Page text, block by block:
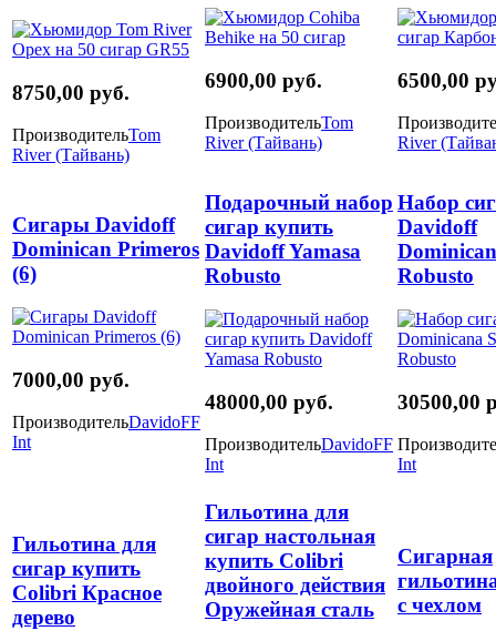
8750,00 руб.
ПроизводительTom
River (Тайвань)
6900,00 руб.
ПроизводительTom
River (Тайвань)
6500,00
River
Сигары Davidoff
Dominican Primeros
(6)
7000,00 руб.
ПроизводительDavidoFF
Int
Подарочный набор
сигар купить
Davidoff Yamasa
Robusto
48000,00 руб.
ПроизводительDavidoFF
Int
Набор
Davidoff
Robusto
30500,00
Int
Гильотина для
сигар купить
Colibri Красное
дерево
Гильотина для
сигар настольная
купить Colibri
двойного действия
Оружейная сталь
Сигарная
с чехлом